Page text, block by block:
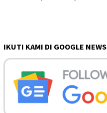
IKUTI KAMI DI GOOGLE NEWS